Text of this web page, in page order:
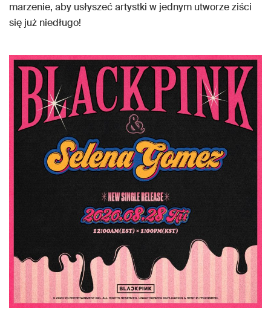
marzenie, aby usłyszeć artystki w jednym utworze ziści
się już niedługo!